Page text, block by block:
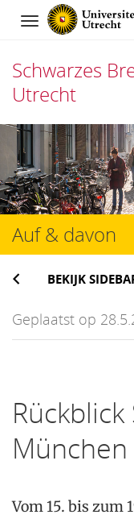
Navigation
Schwarzes
Utrecht
Direct
naar
het
inhoud
Auf & davon
BEKIJK
Geplaatst op
München
Vom 15. bis zum